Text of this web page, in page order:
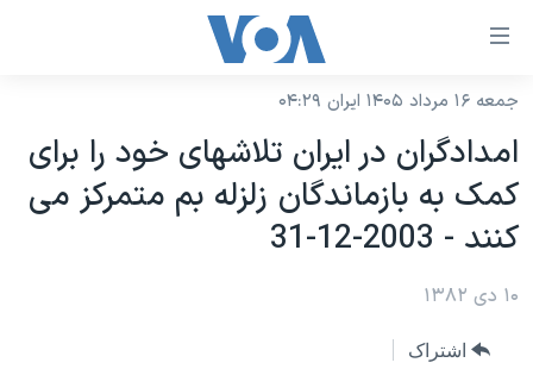
لینکهای
دسترسی
جهش
به
محتوای
اصلی
به
صفحه
نسخه سبک وب‌سایت
موضوع ها
آمریکا
جهان
برنامه های تلویزیونی
جدول برنامه ها
صفحه‌های ویژه
جمعه ۱۶ مرداد ۱۴۰۵ ایران ۰۴:۲۹
امدادگران در ايران تلاشهای خود را برای
کمک به بازماندگان زلزله بم متمرکز می
کنند - 2003-12-31
۱۰ دی ۱۳۸۲
اشتراک